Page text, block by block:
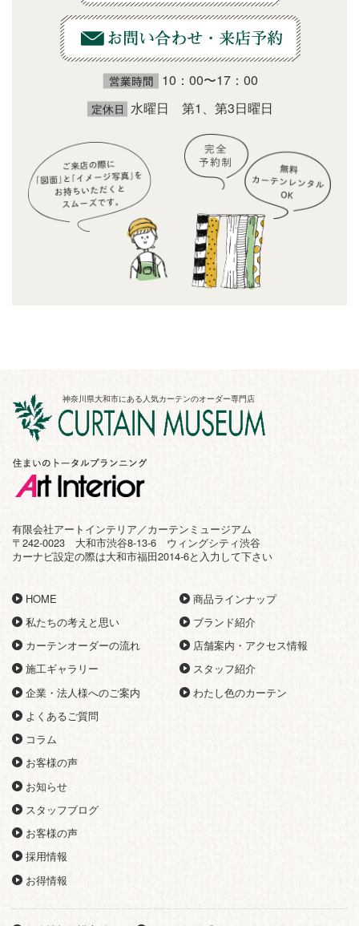
10：00〜17：00
水曜日 第1、第3日曜日
神奈川県大和市にある人気カーテンのオーダー専門店
有限会社アートインテリア／カーテンミュージアム
〒242-0023 大和市渋谷8-13-6 ウィングシティ渋谷
カーナビ設定の際は大和市福田2014-6と入力して下さい
HOME
私たちの考えと思い
カーテンオーダーの流れ
施工ギャラリー
企業・法人様へのご案内
よくあるご質問
コラム
商品ラインナップ
ブランド紹介
店舗案内・アクセス情報
スタッフ紹介
わたし色のカーテン
お客様の声
お知らせ
スタッフブログ
お客様の声
採用情報
お得情報